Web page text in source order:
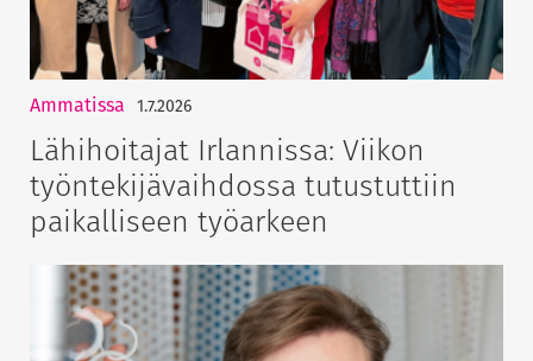
Ammatissa 1.7.2026
Lähihoitajat Irlannissa: Viikon
työntekijävaihdossa tutustuttiin
paikalliseen työarkeen